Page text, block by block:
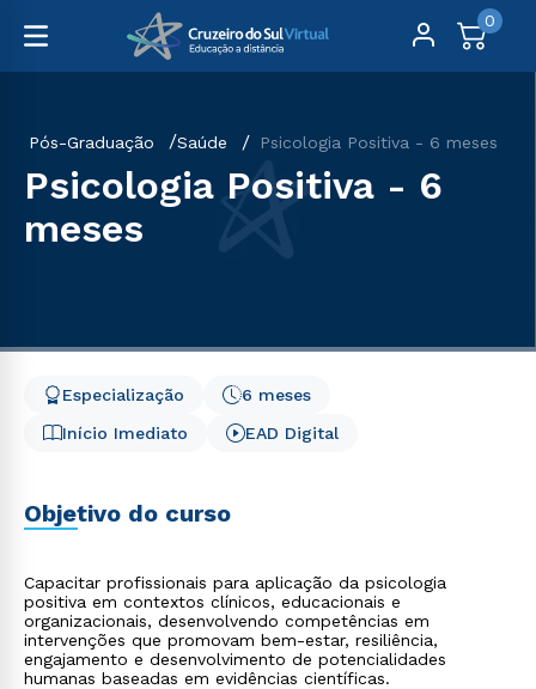
0
Pós-Graduação Saúde Psicologia Positiva - 6 meses
Psicologia Positiva - 6
meses
Início Imediato
6 meses
Especialização
EAD Digital
Objetivo do curso
Capacitar profissionais para aplicação da psicologia
positiva em contextos clínicos, educacionais e
organizacionais, desenvolvendo competências em
intervenções que promovam bem-estar, resiliência,
engajamento e desenvolvimento de potencialidades
humanas baseadas em evidências científicas.